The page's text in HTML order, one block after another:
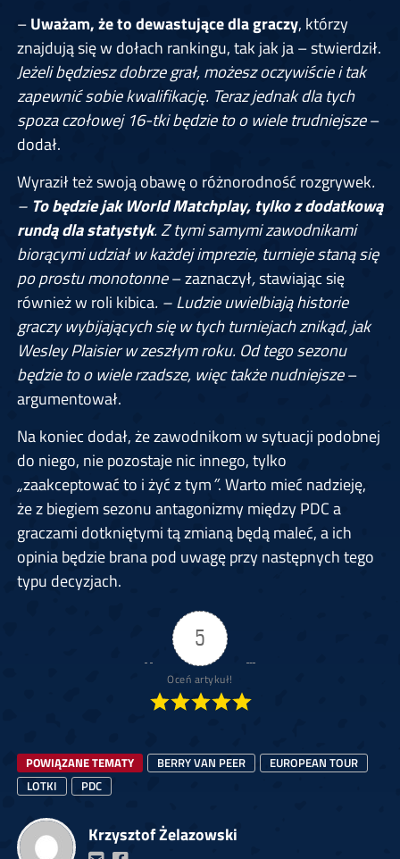
–Uważam, że to dewastujące dla graczy, którzy
znajdują się w dołach rankingu, tak jak ja – stwierdził.
Jeżeli będziesz dobrze grał, możesz oczywiście i tak
zapewnić sobie kwalifikację. Teraz jednak dla tych
spoza czołowej 16-tki będzie to o wiele trudniejsze–
dodał.
Wyraził też swoją obawę o różnorodność rozgrywek.
– To będzie jak World Matchplay, tylko z dodatkową
rundą dla statystyk. Z tymi samymi zawodnikami
biorącymi udział w każdej imprezie, turnieje staną się
po prostu monotonne– zaznaczył,stawiając się
również w roli kibica. – Ludzie uwielbiają historie
graczy wybijających się w tych turniejach znikąd, jak
Wesley Plaisier w zeszłym roku. Od tego sezonu
będzie to o wiele rzadsze, więc także nudniejsze–
argumentował.
Na koniec dodał, że zawodnikom w sytuacji podobnej
do niego, nie pozostaje nic innego, tylko
„zaakceptować to i żyć z tym”. Warto mieć nadzieję,
że z biegiem sezonu antagonizmy między PDC a
graczami dotkniętymi tą zmianą będą maleć, a ich
opinia będzie brana pod uwagę przy następnych tego
typu decyzjach.
5
Oceń artykuł!
POWIĄZANE TEMATY BERRY VAN PEER
EUROPEAN TOUR
LOTKI
PDC
Krzysztof Żelazowski